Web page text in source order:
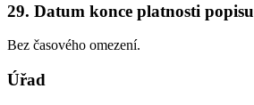
29. Datum konce platnosti popisu
Bez časového omezení.
Úřad